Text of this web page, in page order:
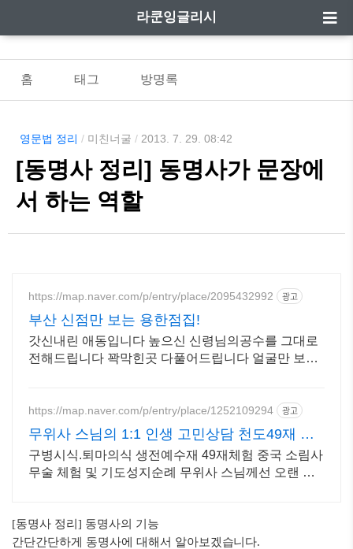
라쿤잉글리시
홈 태그 방명록
영문법 정리 / 미친너굴 / 2013. 7. 29. 08:42
[동명사 정리] 동명사가 문장에
서 하는 역할
https://map.naver.com/p/entry/place/2095432992 광고
부산 신점만 보는 용한점집!
갓신내린 애동입니다 높으신 신령님의공수를 그대로
전해드립니다 꽉막힌곳 다풀어드립니다 얼굴만 보면
https://map.naver.com/p/entry/place/1252109294 광고
무위사 스님의 1:1 인생 고민상담 천도49재 시
다림
구병시식.퇴마의식 생전예수재 49재체험 중국 소림사
무술 체험 및 기도성지순례 무위사 스님께선 오랜 수
[동명사 정리] 동명사의 기능
간단간단하게 동명사에 대해서 알아보겠습니다.